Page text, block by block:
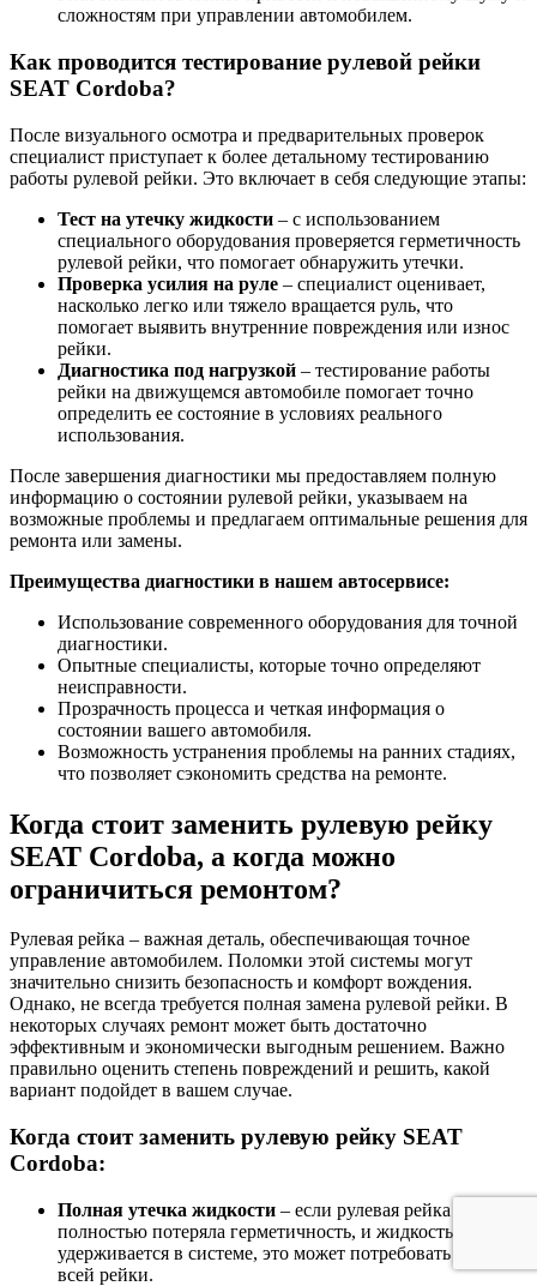
сложностям при управлении автомобилем.
Как проводится тестирование рулевой рейки
SEAT Cordoba?
После визуального осмотра и предварительных проверок
специалист приступает к более детальному тестированию
работы рулевой рейки. Это включает в себя следующие этапы:
Тест на утечку жидкости – с использованием
специального оборудования проверяется герметичность
рулевой рейки, что помогает обнаружить утечки.
Проверка усилия на руле – специалист оценивает,
насколько легко или тяжело вращается руль, что
помогает выявить внутренние повреждения или износ
рейки.
Диагностика под нагрузкой – тестирование работы
рейки на движущемся автомобиле помогает точно
определить ее состояние в условиях реального
использования.
После завершения диагностики мы предоставляем полную
информацию о состоянии рулевой рейки, указываем на
возможные проблемы и предлагаем оптимальные решения для
ремонта или замены.
Преимущества диагностики в нашем автосервисе:
Использование современного оборудования для точной
диагностики.
Опытные специалисты, которые точно определяют
неисправности.
Прозрачность процесса и четкая информация о
состоянии вашего автомобиля.
Возможность устранения проблемы на ранних стадиях,
что позволяет сэкономить средства на ремонте.
Когда стоит заменить рулевую рейку
SEAT Cordoba, а когда можно
ограничиться ремонтом?
Рулевая рейка – важная деталь, обеспечивающая точное
управление автомобилем. Поломки этой системы могут
значительно снизить безопасность и комфорт вождения.
Однако, не всегда требуется полная замена рулевой рейки. В
некоторых случаях ремонт может быть достаточно
эффективным и экономически выгодным решением. Важно
правильно оценить степень повреждений и решить, какой
вариант подойдет в вашем случае.
Когда стоит заменить рулевую рейку SEAT
Cordoba:
Полная утечка жидкости – если рулевая рейка
полностью потеряла герметичность, и жидкость не
удерживается в системе, это может потребовать замены
всей рейки.